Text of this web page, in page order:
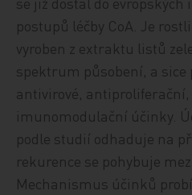
postupů léčby CoA. Je
vyroben z extraktu listů
spektrum působení, a sice
antivirové,
imunomodulační účinky.
podle studií odhaduje na
rekurence se pohybuje
Mechanismus účinků